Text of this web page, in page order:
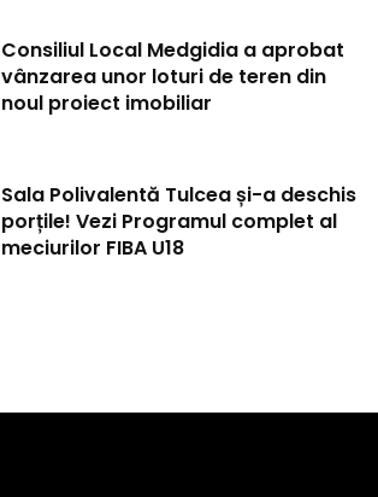
Consiliul Local Medgidia a aprobat
vânzarea unor loturi de teren din
noul proiect imobiliar
Sala Polivalentă Tulcea și-a deschis
porțile! Vezi Programul complet al
meciurilor FIBA U18